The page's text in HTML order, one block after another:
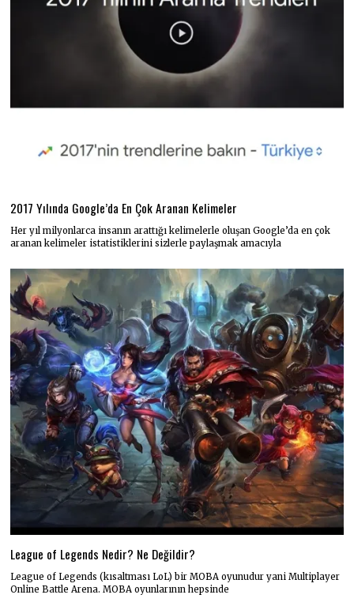
2017 Yılında Google’da En Çok Aranan Kelimeler
Her yıl milyonlarca insanın arattığı kelimelerle oluşan Google’da en çok
aranan kelimeler istatistiklerini sizlerle paylaşmak amacıyla
League of Legends Nedir? Ne Değildir?
League of Legends (kısaltması LoL) bir MOBA oyunudur yani Multiplayer
Online Battle Arena. MOBA oyunlarının hepsinde